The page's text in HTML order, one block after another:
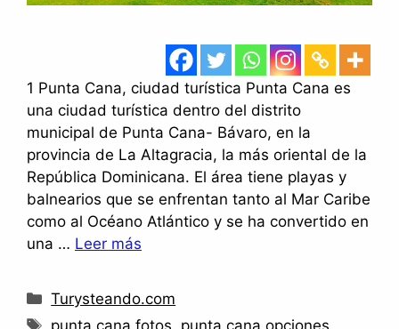
1 Punta Cana, ciudad turística Punta Cana es
una ciudad turística dentro del distrito
municipal de Punta Cana- Bávaro, en la
provincia de La Altagracia, la más oriental de la
República Dominicana. El área tiene playas y
balnearios que se enfrentan tanto al Mar Caribe
como al Océano Atlántico y se ha convertido en
una … Leer más
Categorías
Turysteando.com
Etiquetas
punta cana fotos, punta cana opciones,